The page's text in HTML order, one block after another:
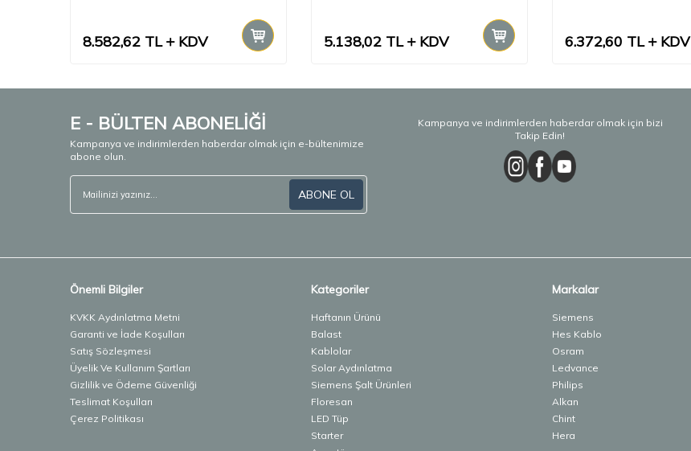
8.582,62 TL KDV 5.138,02 TL KDV 6.372,60 TL KDV
E - BÜLTEN ABONELİĞİ
Kampanya ve indirimlerden haberdar olmak için e-bültenimize
abone olun.
ABONE OL
Kampanya ve indirimlerden haberdar olmak için bizi
Takip Edin!
Önemli Bilgiler
KVKK Aydınlatma Metni
Garanti ve İade Koşulları
Satış Sözleşmesi
Üyelik Ve Kullanım Şartları
Gizlilik ve Ödeme Güvenliği
Teslimat Koşulları
Çerez Politikası
Kategoriler
Haftanın Ürünü
Balast
Kablolar
Solar Aydınlatma
Siemens Şalt Ürünleri
Floresan
LED Tüp
Starter
Markalar
Siemens
Hes Kablo
Osram
Ledvance
Philips
Alkan
Chint
Hera